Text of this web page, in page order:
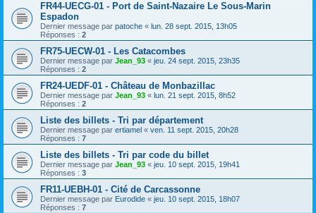
FR44-UECG-01 - Port de Saint-Nazaire Le Sous-Marin
Espadon
Dernier message par patoche « lun. 28 sept. 2015, 13h05
Réponses : 2
FR75-UECW-01 - Les Catacombes
Dernier message par Jean_93 « jeu. 24 sept. 2015, 23h35
Réponses : 2
FR24-UEDF-01 - Château de Monbazillac
Dernier message par Jean_93 « lun. 21 sept. 2015, 8h52
Réponses : 2
Liste des billets - Tri par département
Dernier message par ertiamel « ven. 11 sept. 2015, 20h28
Réponses : 7
Liste des billets - Tri par code du billet
Dernier message par Jean_93 « jeu. 10 sept. 2015, 19h41
Réponses : 3
FR11-UEBH-01 - Cité de Carcassonne
Dernier message par Eurodide « jeu. 10 sept. 2015, 18h07
Réponses : 7